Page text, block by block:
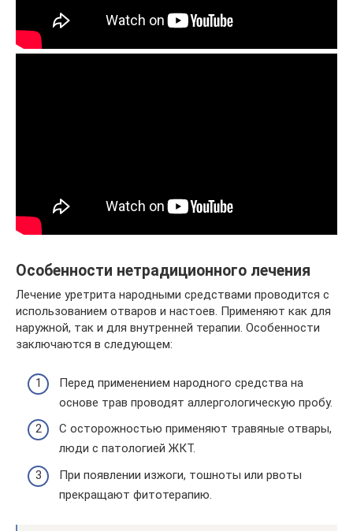
Особенности нетрадиционного лечения
Лечение уретрита народными средствами проводится с
использованием отваров и настоев. Применяют как для
наружной, так и для внутренней терапии. Особенности
заключаются в следующем:
Перед применением народного средства на
основе трав проводят аллергологическую пробу.
С осторожностью применяют травяные отвары,
люди с патологией ЖКТ.
При появлении изжоги, тошноты или рвоты
прекращают фитотерапию.